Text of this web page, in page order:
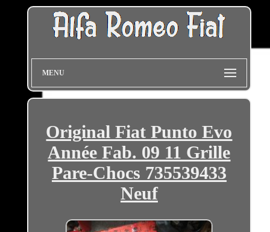
MENU
Original Fiat Punto Evo
Année Fab. 09 11 Grille
Pare-Chocs 735539433
Neuf